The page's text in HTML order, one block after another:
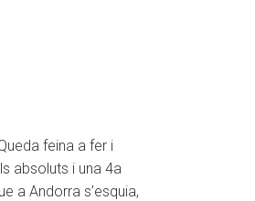
feina a fer i
absoluts i una 4a
a Andorra s’esquia,